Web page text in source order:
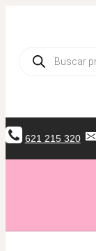
contenido
621 215 320